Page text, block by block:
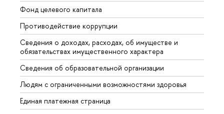
Фонд целевого капитала
Противодействие коррупции
Сведения о доходах, расходах, об имуществе и
обязательствах имущественного характера
Сведения об образовательной организации
Людям с ограниченными возможностями здоровья
Единая платежная страница